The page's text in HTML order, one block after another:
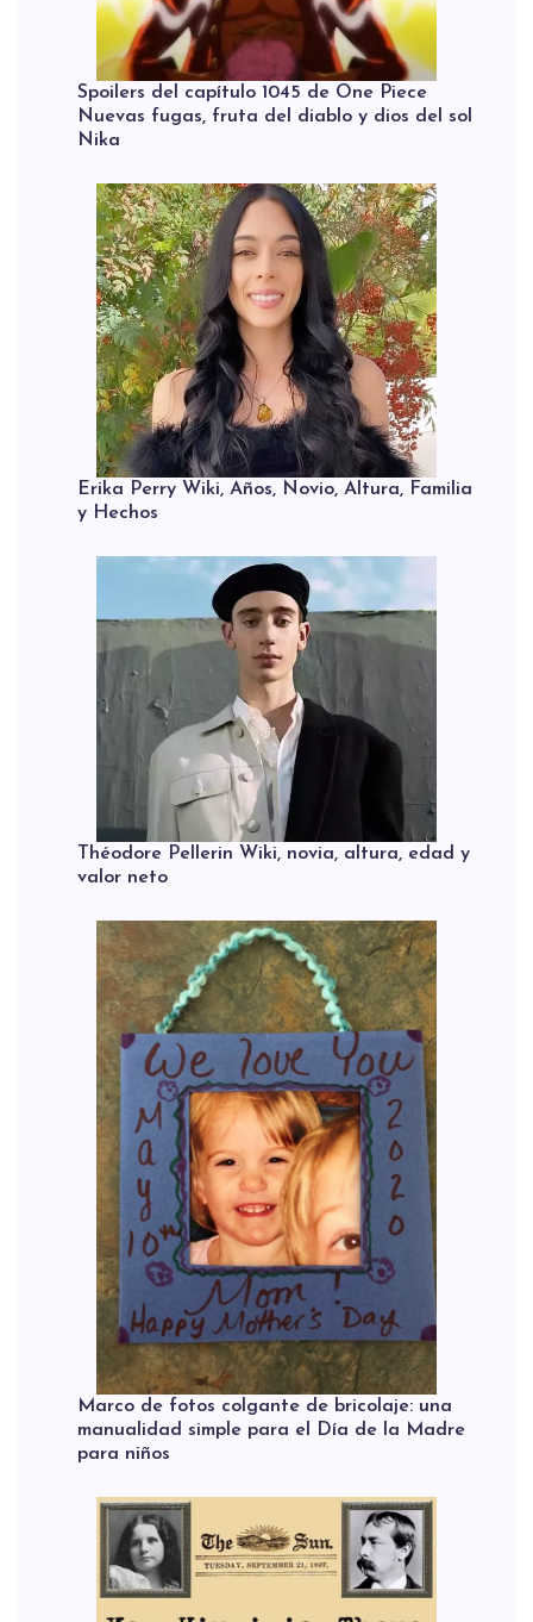
Spoilers del capítulo 1045 de One Piece
Nuevas fugas, fruta del diablo y dios del sol
Nika
Erika Perry Wiki, Años, Novio, Altura, Familia
y Hechos
Théodore Pellerin Wiki, novia, altura, edad y
valor neto
Marco de fotos colgante de bricolaje: una
manualidad simple para el Día de la Madre
para niños